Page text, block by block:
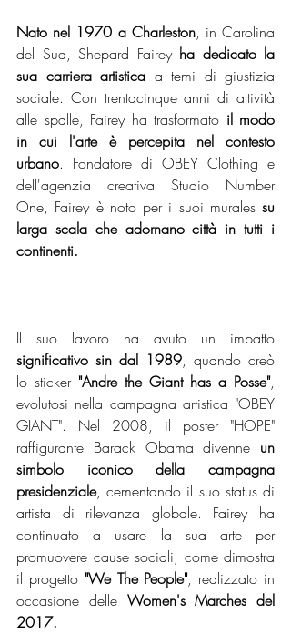
Nato nel 1970 a Charleston, in Carolina
del Sud, Shepard Fairey ha dedicato la
sua carriera artistica a temi di giustizia
sociale. Con trentacinque anni di attività
alle spalle, Fairey ha trasformato il modo
in cui l'arte è percepita nel contesto
urbano. Fondatore di OBEY Clothing e
dell'agenzia creativa Studio Number
One, Fairey è noto per i suoi murales su
larga scala che adornano città in tutti i
continenti.
significativo sin dal 1989, quando creò
lo sticker "Andre the Giant has a Posse",
evolutosi nella campagna artistica "OBEY
GIANT". Nel 2008, il poster "HOPE"
raffigurante Barack Obama divenne un
simbolo iconico della campagna
presidenziale, cementando il suo status di
artista di rilevanza globale. Fairey ha
continuato a usare la sua arte per
promuovere cause sociali, come dimostra
il progetto "We The People", realizzato in
occasione delle Women's Marches del
2017.